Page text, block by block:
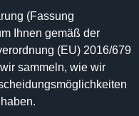
(Fassung
Ihnen gemäß der
(EU) 2016/679
sammeln, wie wir